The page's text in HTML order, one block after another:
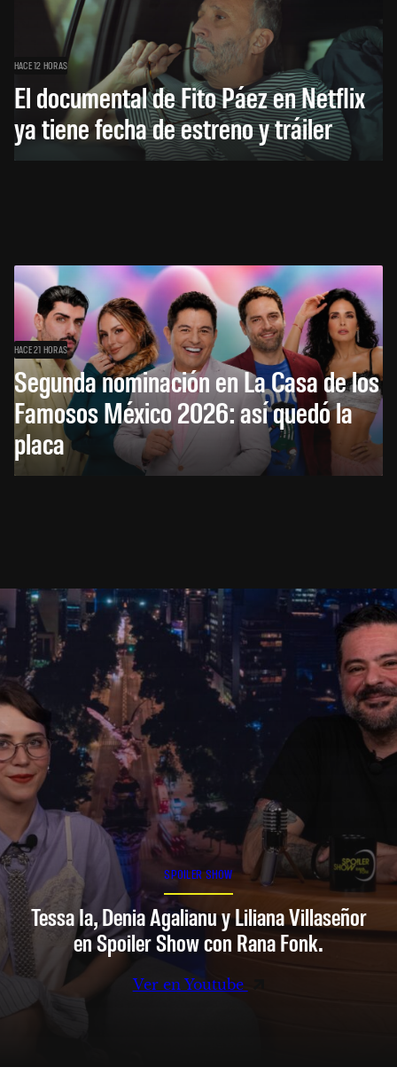
HACE 12 HORAS
El documental de Fito Páez en Netflix
ya tiene fecha de estreno y tráiler
HACE 21 HORAS
Segunda nominación en La Casa de los
Famosos México 2026: así quedó la
placa
SPOILER SHOW
Tessa Ia, Denia Agalianu y Liliana Villaseñor
en Spoiler Show con Rana Fonk.
Ver en Youtube